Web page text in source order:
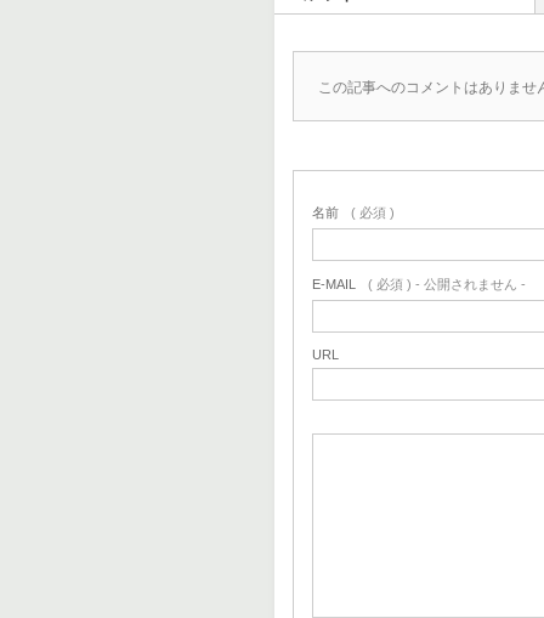
この記事へのコメントはありませ
名前 ( 必須 )
E-MAIL ( 必須 ) - 公開されません -
URL